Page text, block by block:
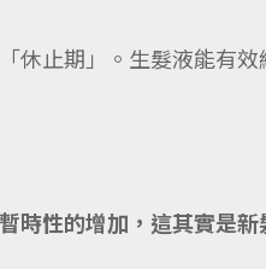
止期」。生髮液能有
時性的增加，這其實是